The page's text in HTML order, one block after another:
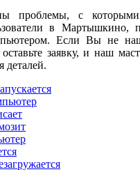
проблемы, с
в Мартышкино,
Если Вы не
заявку, и наш
деталей.